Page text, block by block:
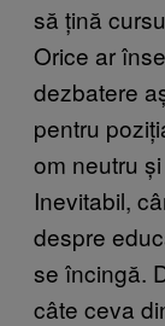
să țină
Orice ar
dezbatere
pentru
om neutru
Inevitabil,
despre
se încingă.
câte ceva